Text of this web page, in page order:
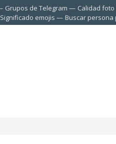
Grupos de Telegram Calidad
Significado emojis Buscar persona